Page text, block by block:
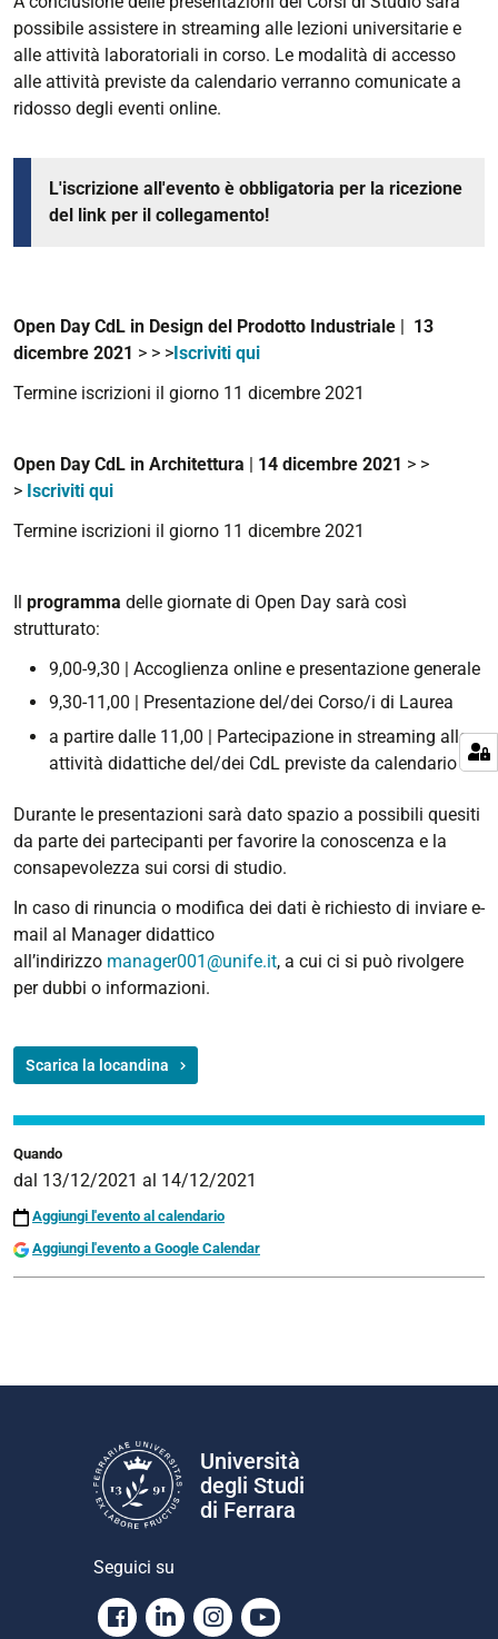
2021-
12-
13T00:00:00+01:00
2021-
14T23:59:59+01:00
Quando
dal 13/12/2021 al 14/12/2021
Aggiungi l'evento al calendario
Aggiungi l'evento a Google Calendar
possibile assistere in streaming alle lezioni universitarie e
alle attività laboratoriali in corso. Le modalità di accesso
alle attività previste da calendario verranno comunicate a
ridosso degli eventi online.
L'iscrizione all'evento è obbligatoria per la ricezione
del link per il collegamento!
Open Day CdL in Design del Prodotto Industriale | 13
dicembre 2021 > > >Iscriviti qui
Termine iscrizioni il giorno 11 dicembre 2021
Open Day CdL in Architettura | 14 dicembre 2021 > >
> Iscriviti qui
Termine iscrizioni il giorno 11 dicembre 2021
Il programma delle giornate di Open Day sarà così
strutturato:
9,00-9,30 | Accoglienza online e presentazione generale
9,30-11,00 | Presentazione del/dei Corso/i di Laurea
a partire dalle 11,00 | Partecipazione in streaming alle
attività didattiche del/dei CdL previste da calendario
Durante le presentazioni sarà dato spazio a possibili quesiti
da parte dei partecipanti per favorire la conoscenza e la
consapevolezza sui corsi di studio.
In caso di rinuncia o modifica dei dati è richiesto di inviare e-
mail al Manager didattico
all’indirizzo manager001@unife.it, a cui ci si può rivolgere
per dubbi o informazioni.
Scarica la locandina
Università
degli Studi
di Ferrara
Seguici su
Facebook
LinkedinInstagram
Youtube